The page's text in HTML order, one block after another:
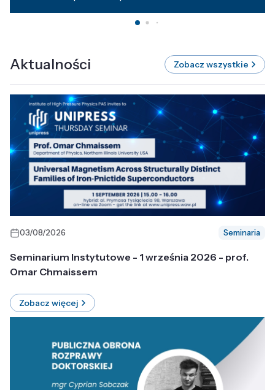
Aktualności Zobacz wszystkie
03/08/2026 Seminaria
Seminarium Instytutowe - 1 września 2026 - prof.
Omar Chmaissem
Zobacz więcej